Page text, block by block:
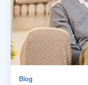
Blog